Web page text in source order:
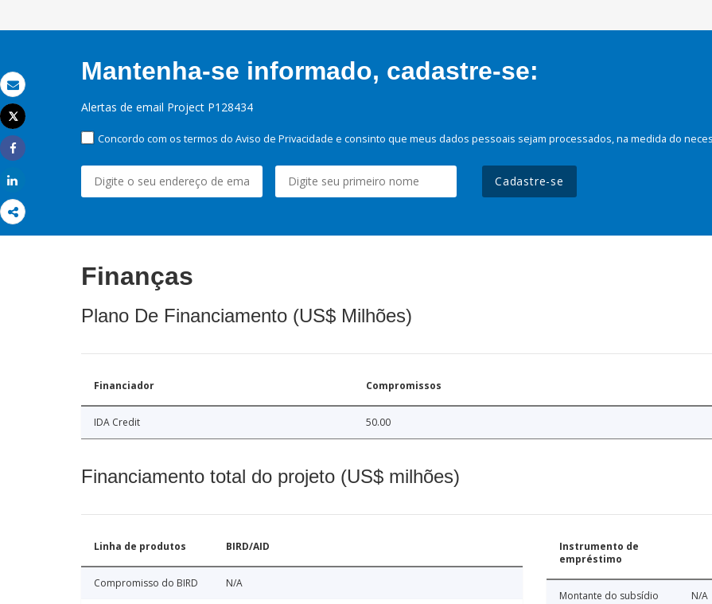
Email
Imprimir
Tweet
Share
Mantenha-se informado, cadastre-se:
Alertas de email Project P128434
Concordo com os termos do Aviso de Privacidade e consinto que meus dados pessoais sejam processados, na medida do
Cadastre-se
Finanças
Plano De Financiamento (US$ Milhões)
Financiador Compromissos
IDA Credit 50.00
Financiamento total do projeto (US$ milhões)
Linha de produtos BIRD/AID
Compromisso do BIRD N/A
Instrumento de
empréstimo
Montante do subsídio N/A